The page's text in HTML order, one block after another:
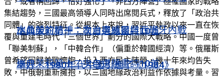
瑞典茉莉第十二次自選題畫詩10首
幸好，1980年代中國引進了《1984》
水晶般的精神：喬治奧威爾與西班牙內戰
瑞典茉莉第十二次自選題畫詩10首
集結趨勢，三國最高領導人同時出席閱兵式，釋放了「政治共
同體」的強烈特征。從根本上來說，習近平執政以來一直在恢
覆與重建毛時代「三個世界」劃分的國際大戰略。中國一度曾
「聯美制蘇」，「中韓合作」（偏重於韓國經濟）等。俄羅斯
曾希望回歸美歐懷抱，投入西方民主陣營，幾十年來均告失
敗，中俄朝重新擁抱，以三國地緣政治利益作依據與考量。習